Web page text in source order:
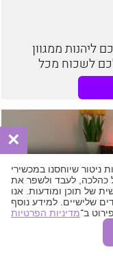
ליהנות ממגוון
לשכוח מכל
×
ניטור שיוחסנו במכשירי
כהלכה, לעבד ולשפר את
של תוכן ומודעות. אנו
שלישיים. למידע נוסף
ב־מדיניות הפרטיות